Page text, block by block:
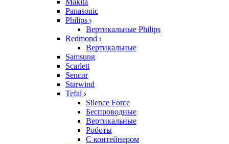
Makita
Panasonic
Philips
Вертикальные Philips
Redmond
Вертикальные
Samsung
Scarlett
Sencor
Starwind
Tefal
Silence Force
Беспроводные
Вертикальные
Роботы
С контейнером